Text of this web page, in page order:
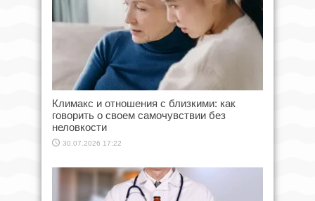
Климакс и отношения с близкими: как
говорить о своем самочувствии без
неловкости
30.07.2026 17:22